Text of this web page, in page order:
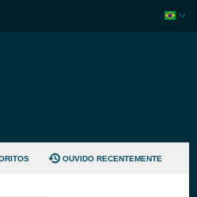
OUVIDO RECENTEMENTE